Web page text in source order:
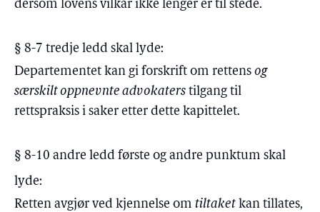
dersom lovens vilkår ikke lenger er til stede.
§ 8-7 tredje ledd skal lyde:
Departementet kan gi forskrift om rettens og
særskilt oppnevnte advokaters tilgang til
rettspraksis i saker etter dette kapittelet.
§ 8-10 andre ledd første og andre punktum skal
lyde:
Retten avgjør ved kjennelse om tiltaket kan tillates,